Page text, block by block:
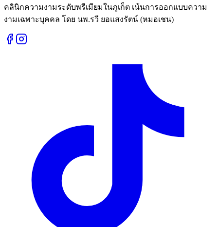
คลินิกความงามระดับพรีเมียมในภูเก็ต เน้นการออกแบบความ
งามเฉพาะบุคคล โดย นพ.รวี ยอแสงรัตน์ (หมอเชน)